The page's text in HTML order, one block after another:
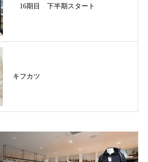
16期目 下半期スタート
キフカツ